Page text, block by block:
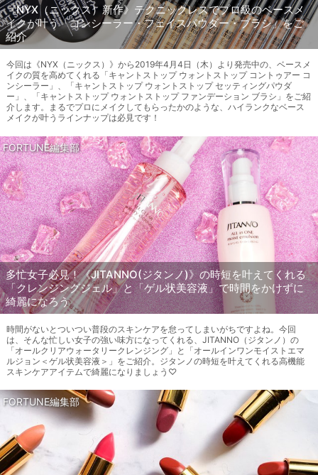
《NYX（ニックス）新作》テクニックレスでプロ級のベースメ
イクが叶う「コンシーラー・フェイスパウダー・ブラシ」をご
紹介
今回は《NYX（ニックス）》から2019年4月4日（木）より発売中の、ベースメ
イクの質を高めてくれる「キャントストップ ウォントストップ コントゥアー コ
ンシーラー」、「キャントストップ ウォントストップ セッティングパウダ
ー」、「キャントストップ ウォントストップ ファンデーション ブラシ」をご紹
介します。まるでプロにメイクしてもらったかのような、ハイランクなベース
メイクが叶うラインナップは必見です！
FORTUNE編集部
多忙女子必見！《JITANNO(ジタンノ)》の時短を叶えてくれる
「クレンジングジェル」と「ゲル状美容液」で時間をかけずに
綺麗になろう
時間がないとついつい普段のスキンケアを怠ってしまいがちですよね。今回
は、そんな忙しい女子の強い味方になってくれる、JITANNO（ジタンノ）の
「オールクリアウォータリークレンジング」と「オールインワンモイストエマ
ルジョン＜ゲル状美容液＞」をご紹介。ジタンノの時短を叶えてくれる高機能
スキンケアアイテムで綺麗になりましょう♡
FORTUNE編集部